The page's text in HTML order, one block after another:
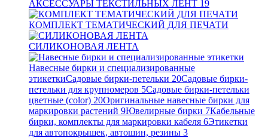
АКСЕССУАРЫ ТЕКСТИЛЬНЫХ ЛЕНТ 19
КОМПЛЕКТ ТЕМАТИЧЕСКИЙ ДЛЯ ПЕЧАТИ
СИЛИКОНОВАЯ ЛЕНТА
Навесные бирки и специализированные
этикеткиСадовые бирки-петельки 20Садовые бирки-
петельки для крупномеров 5Садовые бирки-петельки
цветные (color) 20Оригинальные навесные бирки для
маркировки растений 9Ювелирные бирки 7Кабельные
бирки, комплекты для маркировки кабеля 6Этикетки
для автопокрышек, автошин, резины 3